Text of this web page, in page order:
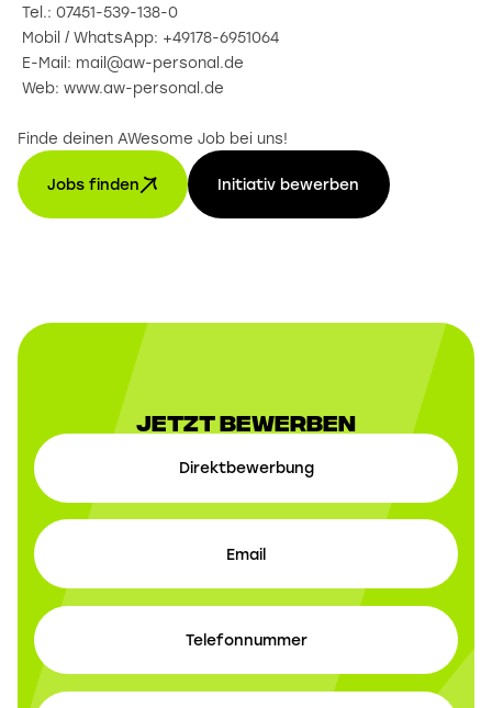
Tel.: 07451-539-138-0
Mobil / WhatsApp: +49178-6951064
E-Mail: mail@aw-personal.de
Web: www.aw-personal.de
Finde deinen AWesome Job bei uns!
Jobs finden Initiativ bewerben
Jetzt Bewerben
Direktbewerbung
Email
Telefonnummer